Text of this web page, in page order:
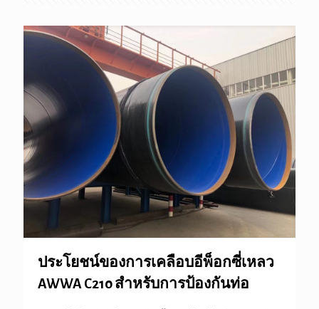
ประโยชน์ของการเคลือบอีพ็อกซี่เหลว
AWWA C210 สำหรับการป้องกันท่อ